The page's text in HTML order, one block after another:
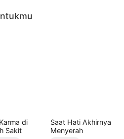
di
Sakit
Saat Hati Akhirnya
Menyerah